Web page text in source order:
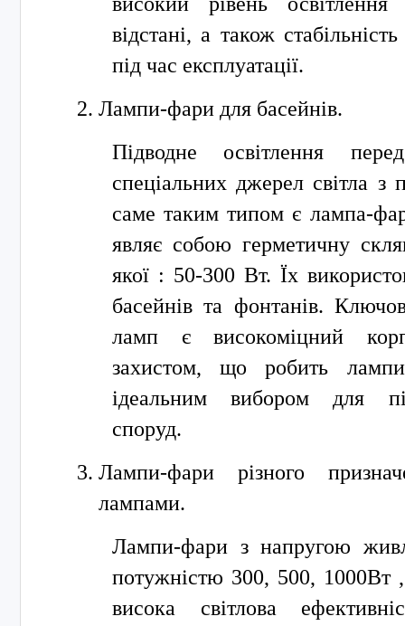
відстані, а також
під час експлуатації.
Лампи-фари для басейнів.
Підводне освітлення
спеціальних джерел світла з
саме таким типом є лампа-
являє собою герметичну
якої : 50-300 Вт. Їх
басейнів та фонтанів.
ламп є високоміцний
захистом, що робить
ідеальним вибором для
споруд.
Лампи-фари різного
лампами.
Лампи-фари з напругою
потужністю 300, 500, 1000Вт
висока світлова